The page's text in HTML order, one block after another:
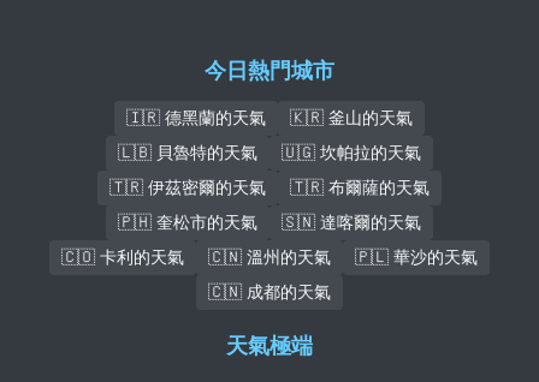
今日熱門城市
🇮🇷 德黑蘭的天氣
🇰🇷 釜山的天氣
🇱🇧 貝魯特的天氣
🇺🇬 坎帕拉的天氣
🇹🇷 伊茲密爾的天氣
🇹🇷 布爾薩的天氣
🇵🇭 奎松市的天氣
🇸🇳 達喀爾的天氣
🇨🇴 卡利的天氣
🇨🇳 溫州的天氣
🇵🇱 華沙的天氣
🇨🇳 成都的天氣
天氣極端